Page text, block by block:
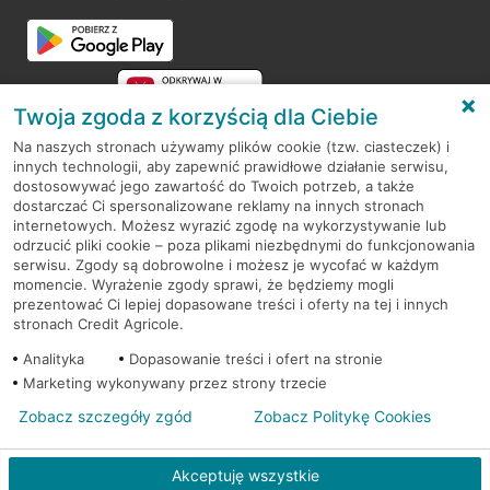
RODO
Regulamin serwisu
Mapa serwisu
PolitykaCookies
© 2026 Credit Agricole Bank Polska S.A. Wszelkie prawa zastrzeżone
Twoja zgoda z korzyścią dla Ciebie
Na naszych stronach używamy plików cookie (tzw. ciasteczek) i
innych technologii, aby zapewnić prawidłowe działanie serwisu,
dostosowywać jego zawartość do Twoich potrzeb, a także
dostarczać Ci spersonalizowane reklamy na innych stronach
internetowych. Możesz wyrazić zgodę na wykorzystywanie lub
odrzucić pliki cookie – poza plikami niezbędnymi do funkcjonowania
serwisu. Zgody są dobrowolne i możesz je wycofać w każdym
momencie. Wyrażenie zgody sprawi, że będziemy mogli
prezentować Ci lepiej dopasowane treści i oferty na tej i innych
stronach Credit Agricole.
Analityka
Dopasowanie treści i ofert na stronie
Marketing wykonywany przez strony trzecie
Akceptuję wszystkie
Zobacz szczegóły zgód Zobacz Politykę Cookies